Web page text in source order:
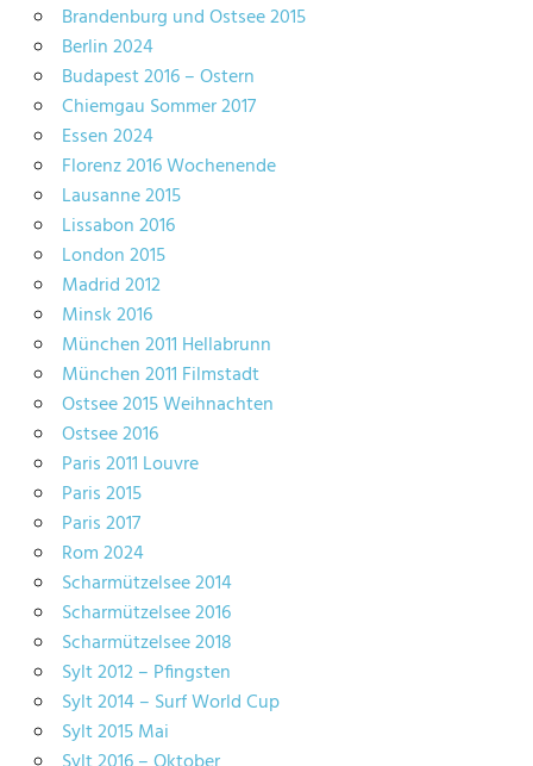
Brandenburg und Ostsee 2015
Berlin 2024
Budapest 2016 – Ostern
Chiemgau Sommer 2017
Essen 2024
Florenz 2016 Wochenende
Lausanne 2015
Lissabon 2016
London 2015
Madrid 2012
Minsk 2016
München 2011 Hellabrunn
München 2011 Filmstadt
Ostsee 2015 Weihnachten
Ostsee 2016
Paris 2011 Louvre
Paris 2015
Paris 2017
Rom 2024
Scharmützelsee 2014
Scharmützelsee 2016
Scharmützelsee 2018
Sylt 2012 – Pfingsten
Sylt 2014 – Surf World Cup
Sylt 2015 Mai